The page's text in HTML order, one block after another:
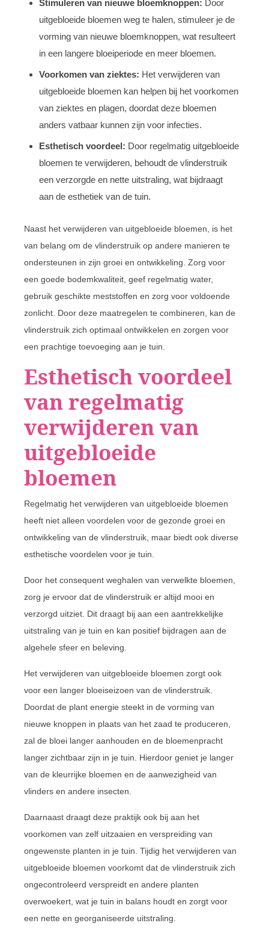
Stimuleren van nieuwe bloemknoppen: Door
uitgebloeide bloemen weg te halen, stimuleer je de
vorming van nieuwe bloemknoppen, wat resulteert
in een langere bloeiperiode en meer bloemen.
Voorkomen van ziektes: Het verwijderen van
uitgebloeide bloemen kan helpen bij het voorkomen
van ziektes en plagen, doordat deze bloemen
anders vatbaar kunnen zijn voor infecties.
Esthetisch voordeel: Door regelmatig uitgebloeide
bloemen te verwijderen, behoudt de vlinderstruik
een verzorgde en nette uitstraling, wat bijdraagt
aan de esthetiek van de tuin.
Naast het verwijderen van uitgebloeide bloemen, is het
van belang om de vlinderstruik op andere manieren te
ondersteunen in zijn groei en ontwikkeling. Zorg voor
een goede bodemkwaliteit, geef regelmatig water,
gebruik geschikte meststoffen en zorg voor voldoende
zonlicht. Door deze maatregelen te combineren, kan de
vlinderstruik zich optimaal ontwikkelen en zorgen voor
een prachtige toevoeging aan je tuin.
Esthetisch voordeel
van regelmatig
verwijderen van
uitgebloeide
bloemen
Regelmatig het verwijderen van uitgebloeide bloemen
heeft niet alleen voordelen voor de gezonde groei en
ontwikkeling van de vlinderstruik, maar biedt ook diverse
esthetische voordelen voor je tuin.
Door het consequent weghalen van verwelkte bloemen,
zorg je ervoor dat de vlinderstruik er altijd mooi en
verzorgd uitziet. Dit draagt bij aan een aantrekkelijke
uitstraling van je tuin en kan positief bijdragen aan de
algehele sfeer en beleving.
Het verwijderen van uitgebloeide bloemen zorgt ook
voor een langer bloeiseizoen van de vlinderstruik.
Doordat de plant energie steekt in de vorming van
nieuwe knoppen in plaats van het zaad te produceren,
zal de bloei langer aanhouden en de bloemenpracht
langer zichtbaar zijn in je tuin. Hierdoor geniet je langer
van de kleurrijke bloemen en de aanwezigheid van
vlinders en andere insecten.
Daarnaast draagt deze praktijk ook bij aan het
voorkomen van zelf uitzaaien en verspreiding van
ongewenste planten in je tuin. Tijdig het verwijderen van
uitgebloeide bloemen voorkomt dat de vlinderstruik zich
ongecontroleerd verspreidt en andere planten
overwoekert, wat je tuin in balans houdt en zorgt voor
een nette en georganiseerde uitstraling.